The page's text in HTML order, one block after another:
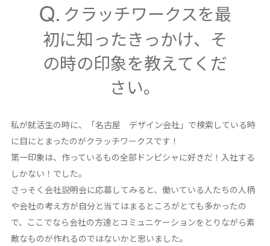
クラッチワークスを最
初に知ったきっかけ、そ
の時の印象を教えてくだ
さい。
私が就活生の時に、「名古屋 デザイン会社」で検索している時
に目にとまったのがクラッチワークスです！
第一印象は、作っているもの全部ドンピシャに好きだ！入社する
しかない！でした。
さっそく会社説明会に応募してみると、働いている人たちの人柄
や会社の考え方が自分と当てはまるところがとても多かったの
で、ここでなら会社の方達とコミュニケーションをとりながら素
敵なものが作れるのではないかと思いました。